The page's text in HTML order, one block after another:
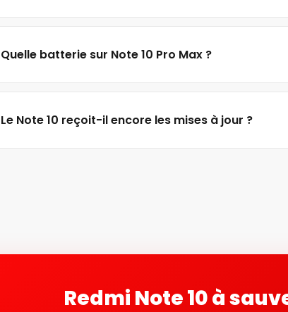
Quelle batterie sur Note 10 Pro Max ?
Le Note 10 reçoit-il encore les mises à jour ?
Redmi Note 10 à